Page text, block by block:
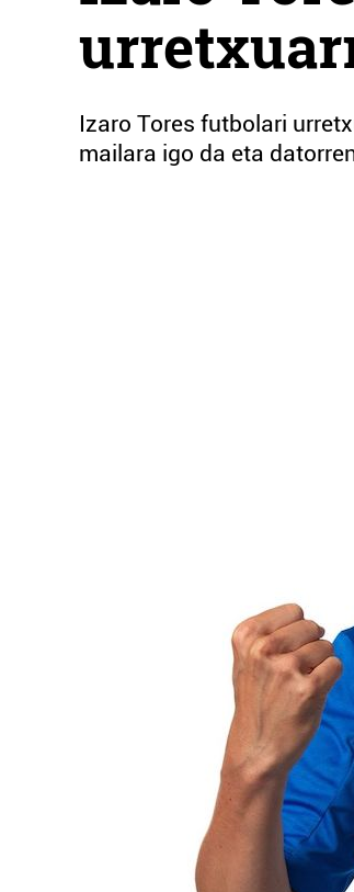
Izaro Tores futbolari
mailara igo da eta